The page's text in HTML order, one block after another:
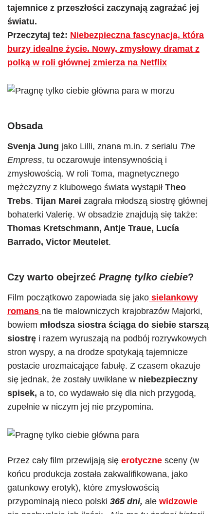
tajemnice z przeszłości zaczynają zagrażać jej
światu.
Przeczytaj też: Niebezpieczna fascynacja, która
burzy idealne życie. Nowy, zmysłowy dramat z
polką w roli głównej zmierza na Netflix
Obsada
Svenja Jung jako Lilli, znana m.in. z serialu The
Empress, tu oczarowuje intensywnością i
zmysłowością. W roli Toma, magnetycznego
mężczyzny z klubowego świata wystąpił Theo
Trebs. Tijan Marei zagrała młodszą siostrę głównej
bohaterki Valerię. W obsadzie znajdują się także:
Thomas Kretschmann, Antje Traue, Lucía
Barrado, Victor Meutelet.
Czy warto obejrzeć Pragnę tylko ciebie?
Film początkowo zapowiada się jako sielankowy
romans na tle malowniczych krajobrazów Majorki,
bowiem młodsza siostra ściąga do siebie starszą
siostrę i razem wyruszają na podbój rozrywkowych
stron wyspy, a na drodze spotykają tajemnicze
postacie urozmaicające fabułę. Z czasem okazuje
się jednak, że zostały uwikłane w niebezpieczny
spisek, a to, co wydawało się dla nich przygodą,
zupełnie w niczym jej nie przypomina.
Przez cały film przewijają się erotyczne sceny (w
końcu produkcja została zakwalifikowana, jako
gatunkowy erotyk), które zmysłowością
przypominają nieco polski 365 dni, ale widzowie